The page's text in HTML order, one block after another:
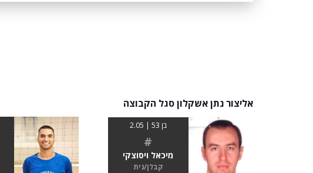
אליצור נתן אשקלון סגל הקבוצה
בן 53 | 2.05
#
מיכאל ויסוצקי
קבלן/נית